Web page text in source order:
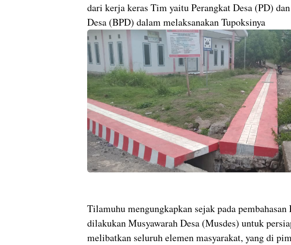
dari kerja keras Tim yaitu Perangkat Desa (PD)
Desa (BPD) dalam melaksanakan Tupoksinya
Tilamuhu mengungkapkan sejak pada pembahasan
dilakukan Musyawarah Desa (Musdes) untuk
melibatkan seluruh elemen masyarakat, yang di